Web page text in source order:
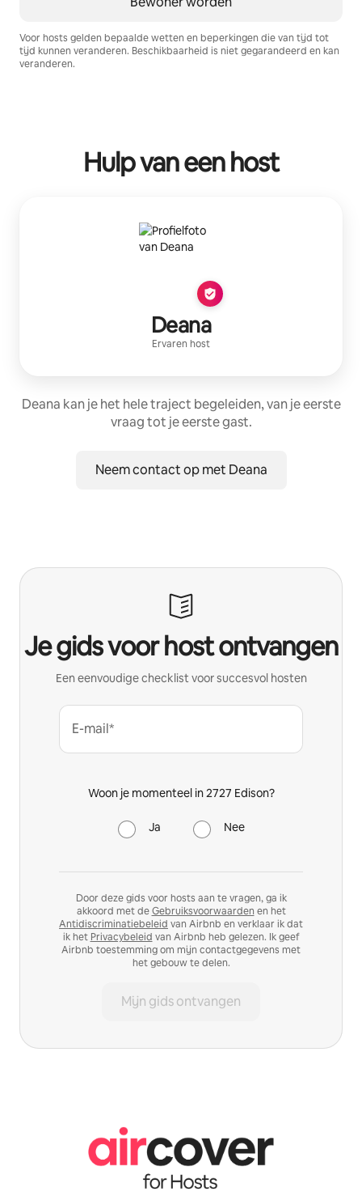
Voor hosts gelden bepaalde wetten en beperkingen die van tijd tot
tijd kunnen veranderen. Beschikbaarheid is niet gegarandeerd en kan
veranderen.
Hulp van een host
Deana
Ervaren host
Deana kan je het hele traject begeleiden, van je eerste
vraag tot je eerste gast.
Neem contact op met Deana
Je gids voor host ontvangen
Een eenvoudige checklist voor succesvol hosten
E-mail*
Woon je momenteel in 2727 Edison?
Ja Nee
Door deze gids voor hosts aan te vragen, ga ik
akkoord met deGebruiksvoorwaarden en het
Antidiscriminatiebeleid van Airbnb en verklaar ik dat
ik het Privacybeleid van Airbnb heb gelezen. Ik geef
Airbnb toestemming om mijn contactgegevens met
het gebouw te delen.
Mijn gids ontvangen